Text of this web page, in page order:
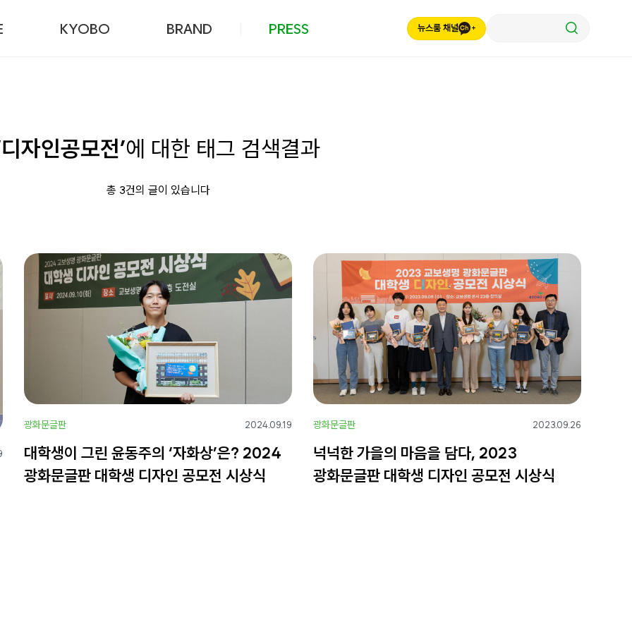
KYOBO BRAND PRESS 뉴스룸 채널
디자인공모전’에 대한 태그 검색결과
총 3건의 글이 있습니다
광화문글판 2024.09.19
대학생이 그린 윤동주의 ‘자화상’은? 2024
광화문글판 대학생 디자인 공모전 시상식
광화문글판 2023.09.26
넉넉한 가을의 마음을 담다, 2023
광화문글판 대학생 디자인 공모전 시상식